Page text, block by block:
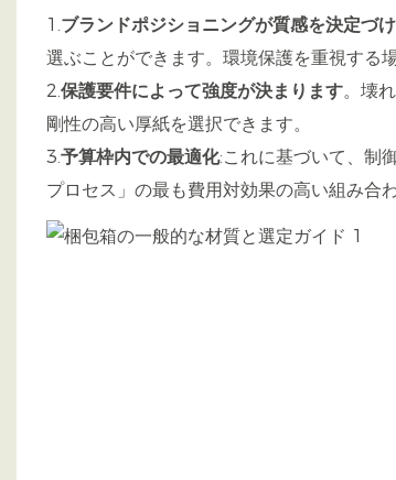
1. ブランドポジショニングが質感を決定づ
選ぶことができます。環境保護を重視する
2. 保護要件によって強度が決まります。壊
剛性の高い厚紙を選択できます。
3. 予算枠内での最適化:これに基づいて、制
プロセス」の最も費用対効果の高い組み合